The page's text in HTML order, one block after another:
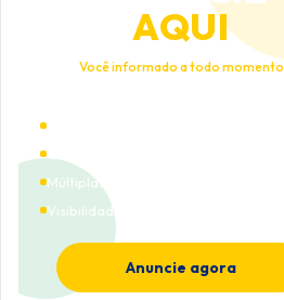
AQUI
Você informado a todo momento
Múltiplas categorias
Visibilidade premium
Anuncie agora